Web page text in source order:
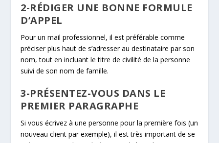
2-RÉDIGER UNE BONNE FORMULE
D’APPEL
Pour un mail professionnel, il est préférable comme
préciser plus haut de s’adresser au destinataire par son
nom, tout en incluant le titre de civilité de la personne
suivi de son nom de famille.
3-PRÉSENTEZ-VOUS DANS LE
PREMIER PARAGRAPHE
Si vous écrivez à une personne pour la première fois (un
nouveau client par exemple), il est très important de se